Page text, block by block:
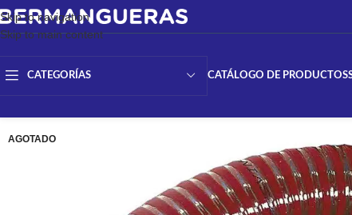
Skip to navigation
Skip to main content
CATEGORÍAS CATÁLOGO DE PRODUCTOS
AGOTADO